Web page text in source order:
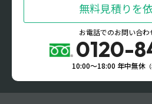
無料見積りを
お電話でのお問い合わ
0120-
10:00〜18:00 年中無休（